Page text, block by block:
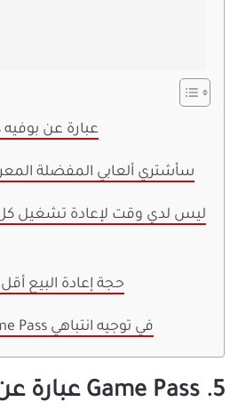
5. Game Pass عبارة عن بوفيه
4. سأشتري ألعابي المفضلة
2. حجة إعادة البيع
1. يساعد Game Pass في توجيه انتباهي
5. Game Pass عبارة عن بوفيه